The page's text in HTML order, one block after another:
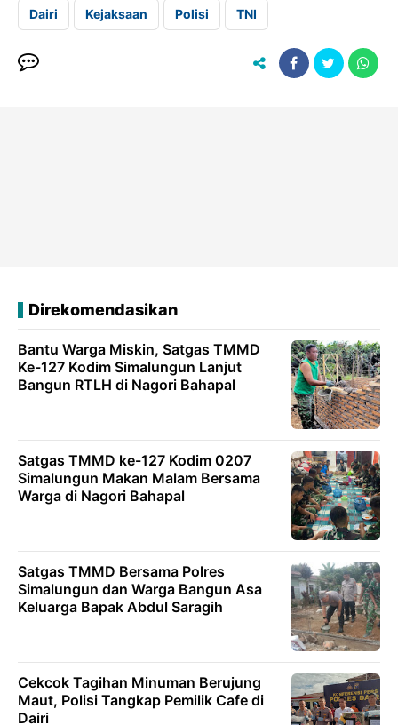
Dairi Kejaksaan Polisi TNI
Direkomendasikan
Bantu Warga Miskin, Satgas TMMD
Ke-127 Kodim Simalungun Lanjut
Bangun RTLH di Nagori Bahapal
Satgas TMMD ke-127 Kodim 0207
Simalungun Makan Malam Bersama
Warga di Nagori Bahapal
Satgas TMMD Bersama Polres
Simalungun dan Warga Bangun Asa
Keluarga Bapak Abdul Saragih
Cekcok Tagihan Minuman Berujung
Maut, Polisi Tangkap Pemilik Cafe di
Dairi